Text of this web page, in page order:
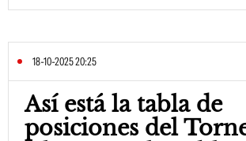
18-10-2025 20:25
Así está la tabla de
posiciones del